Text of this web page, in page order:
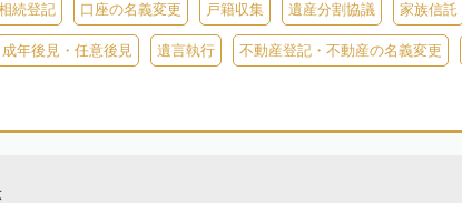
続登記 口座の名義変更 戸籍収集 遺産分割協議 家族信託
成年後見・任意後見 遺言執行 不動産登記・不動産の名義変更